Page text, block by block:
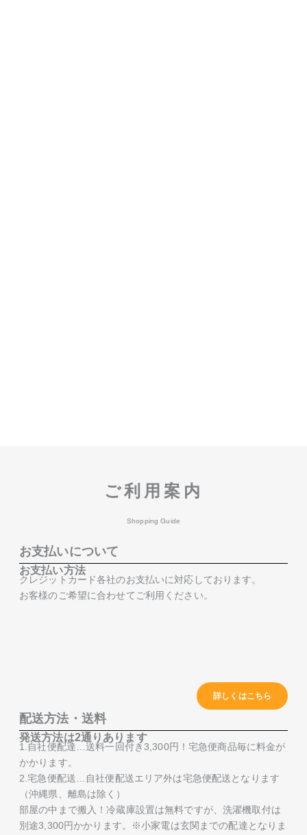
ご利用案内
Shopping Guide
お支払いについて
お支払い方法
クレジットカード各社のお支払いに対応しております。
お客様のご希望に合わせてご利用ください。
詳しくはこちら
配送方法・送料
発送方法は2通りあります
1.自社便配達…送料一回付き3,300円！宅急便商品毎に料金が
かかります。
2.宅急便配送…自社便配送エリア外は宅急便配送となります
（沖縄県、離島は除く）
部屋の中まで搬入！冷蔵庫設置は無料ですが、洗濯機取付は
別途3,300円かかります。※小家電は玄関までの配達となりま